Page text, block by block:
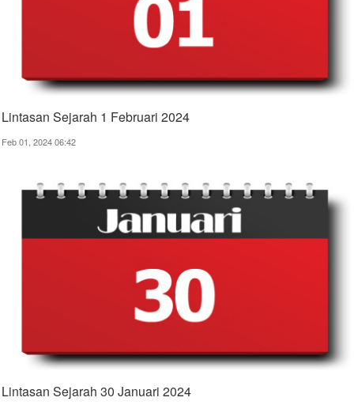
Lintasan Sejarah 1 Februari 2024
Feb 01, 2024 06:42
Lintasan Sejarah 30 Januari 2024